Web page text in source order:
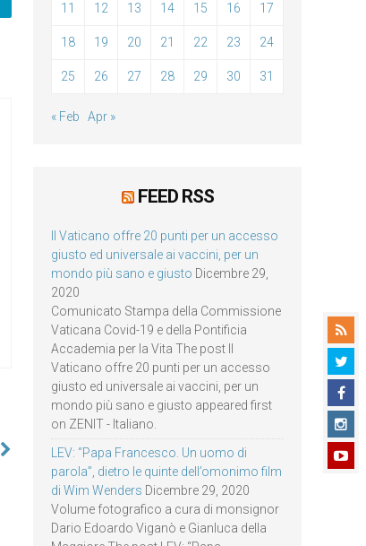
11 12 13 14 15 16 17
18 19 20 21 22 23 24
25 26 27 28 29 30 31
« Feb Apr »
FEED RSS
Il Vaticano offre 20 punti per un accesso
giusto ed universale ai vaccini, per un
mondo più sano e giusto Dicembre 29,
2020
Comunicato Stampa della Commissione
Vaticana Covid-19 e della Pontificia
Accademia per la Vita The post Il
Vaticano offre 20 punti per un accesso
giusto ed universale ai vaccini, per un
mondo più sano e giusto appeared first
on ZENIT - Italiano.
LEV: “Papa Francesco. Un uomo di
parola”, dietro le quinte dell’omonimo film
di Wim Wenders Dicembre 29, 2020
Volume fotografico a cura di monsignor
Dario Edoardo Viganò e Gianluca della